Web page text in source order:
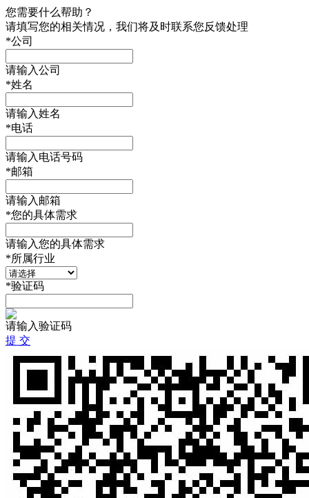
您需要什么帮助？
请填写您的相关情况，我们将及时联系您反馈处理
*公司
请输入公司
*姓名
请输入姓名
*电话
请输入电话号码
*邮箱
请输入邮箱
*您的具体需求
请输入您的具体需求
*所属行业
*验证码
请输入验证码
提 交